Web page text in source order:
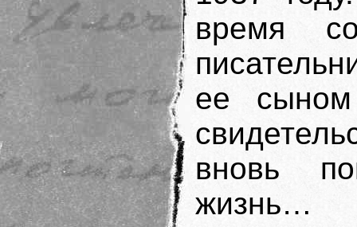
время
ее сыном
вновь